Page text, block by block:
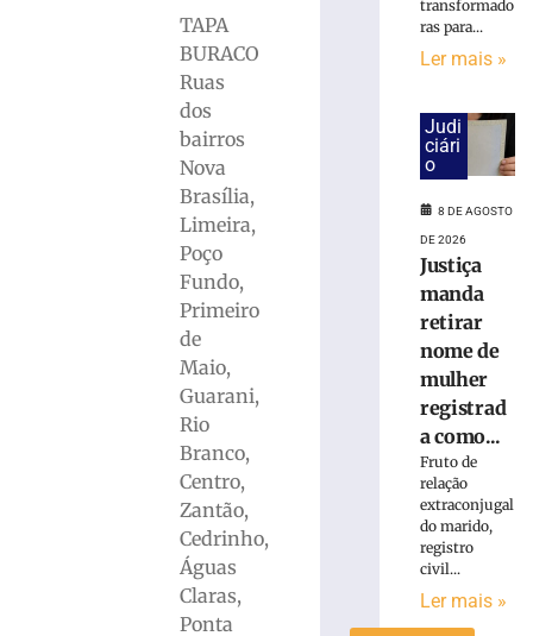
TAPA
BURACO
Ruas
dos
bairros
Nova
Brasília,
Limeira,
Poço
Fundo,
Primeiro
de
Maio,
Guarani,
Rio
Branco,
Centro,
Zantão,
Cedrinho,
Águas
Claras,
Ponta
Horóscopo
reservam
domingo,
transformado
ras para...
Ler mais »
Judi
ciári
o
8 DE AGOSTO
DE 2026
Justiça
manda
retirar
nome de
mulher
registrad
a como...
Fruto de
relação
extraconjugal
do marido,
registro
civil...
Ler mais »